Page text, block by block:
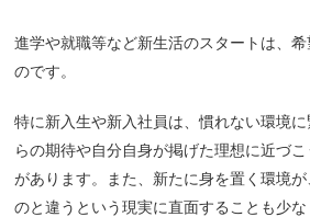
進学や就職等など新生活のスタートは、
のです。
特に新入生や新入社員は、慣れない環境
らの期待や自分自身が掲げた理想に近づ
があります。また、新たに身を置く環境
のと違うという現実に直面することも少な